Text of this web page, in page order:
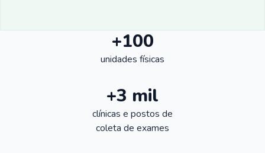
+100
unidades físicas
+3 mil
clínicas e postos de
coleta de exames